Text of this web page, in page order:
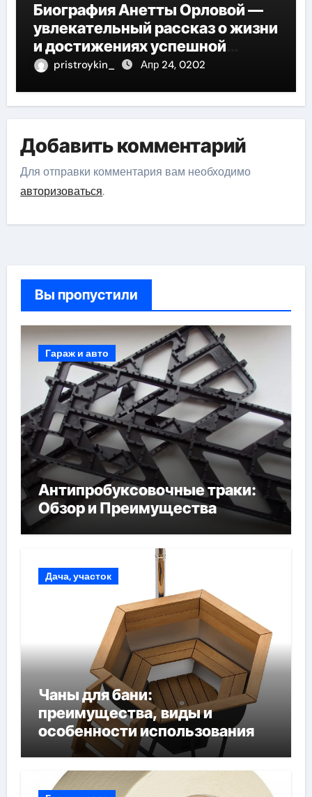
Биография Анетты Орловой —
увлекательный рассказ о жизни
и достижениях успешной
фигуристки
pristroykin_ Апр 24, 0202
Добавить комментарий
Для отправки комментария вам необходимо
авторизоваться.
Вы пропустили
Гараж и авто
Антипробуксовочные траки:
Обзор и Преимущества
Дача, участок
Чаны для бани:
преимущества, виды и
особенности использования